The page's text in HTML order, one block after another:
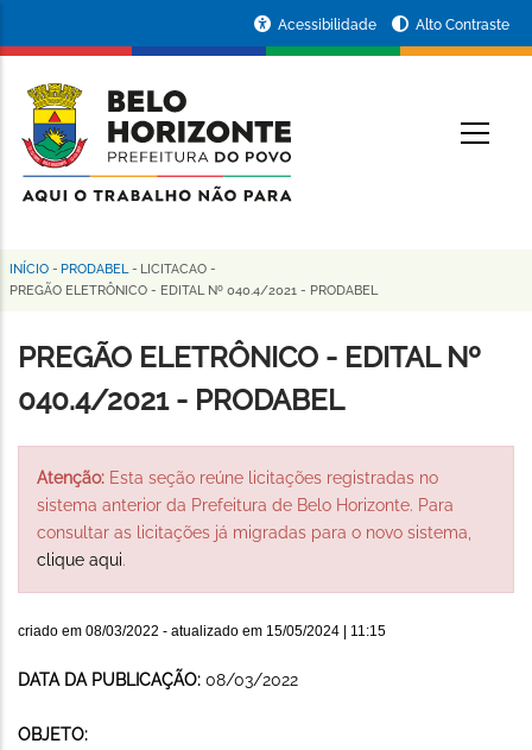
conteúdo
principal
da
Prefeitura
de
Horizonte
Acessibilidade Alto Contraste
Trilha
navegação
INÍCIO - PRODABEL - LICITACAO -
PREGÃO ELETRÔNICO - EDITAL Nº 040.4/2021 - PRODABEL
PREGÃO ELETRÔNICO - EDITAL Nº
040.4/2021 - PRODABEL
Atenção: Esta seção reúne licitações registradas no
sistema anterior da Prefeitura de Belo Horizonte. Para
consultar as licitações já migradas para o novo sistema,
clique aqui.
criado em 08/03/2022 - atualizado em 15/05/2024 | 11:15
DATA DA PUBLICAÇÃO: 08/03/2022
OBJETO: